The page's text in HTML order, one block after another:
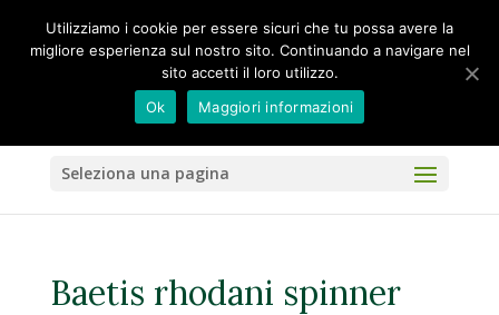
Seleziona una pagina
Baetis rhodani spinner
Utilizziamo i cookie per essere sicuri che tu possa avere la
migliore esperienza sul nostro sito. Continuando a navigare nel
sito accetti il loro utilizzo.
Ok
Maggiori informazioni